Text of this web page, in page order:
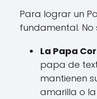
Para lograr un
fundamental.
La Papa
papa de
mantienen
amarilla o